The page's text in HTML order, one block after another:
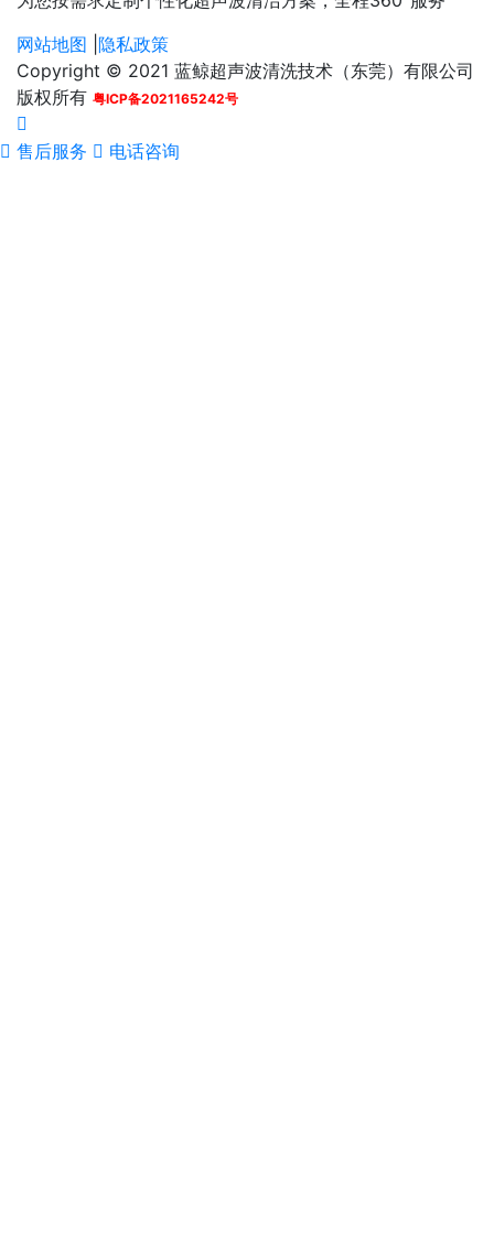
网站地图 隐私政策
Copyright © 2021 蓝鲸超声波清洗技术（东莞）有限公司
版权所有 粤ICP备2021165242号
售后服务 电话咨询